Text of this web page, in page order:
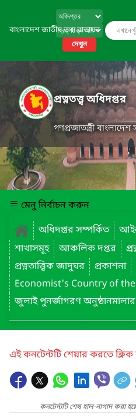
বাংলাদেশ জাতীয় তথ্য বাতায়ন
দেখুন
প্রত্নতত্ত্ব অধিদপ্তর
গণপ্রজাতন্ত্রী
মেনু নির্বাচন করুন
অধিদপ্তর সম্পর্কিত
শাখাসমূহ
আঞ্চলিক দপ্তর
প্রত্নতাত্ত্বিক জাদুঘর
প্রকাশনা
Economist's Country of
জুলাই পুনর্জাগরণ
এই কনটেন্টটি শেয়ার করতে
কনটেন্টটি শেষ হাল-নাগাদ করা